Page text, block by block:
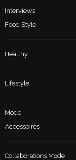
Interviews
Food Style
Healthy
Lifestyle
Mode
Accessoires
Collaborations Mode